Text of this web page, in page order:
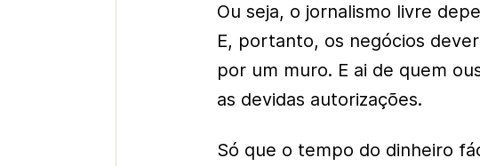
Ou seja, o jornalismo livre
E, portanto, os negócios
por um muro. E ai de quem
as devidas autorizações.
Só que o tempo do dinheiro